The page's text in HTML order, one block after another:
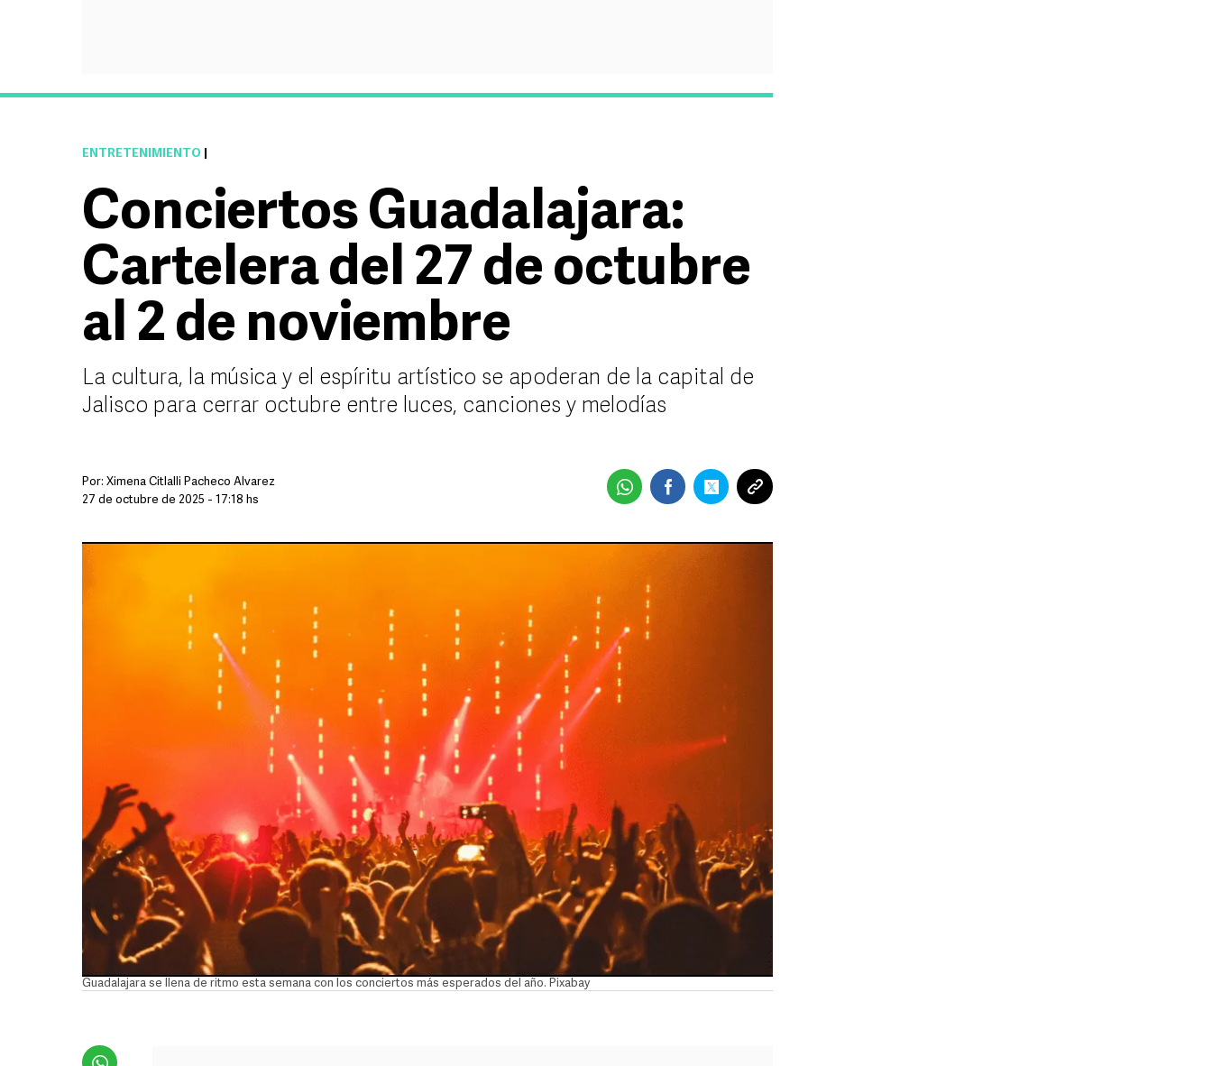
ENTRETENIMIENTO
Conciertos Guadalajara:
Cartelera del 27 de octubre
al 2 de noviembre
La cultura, la música y el espíritu artístico se apoderan de la capital de
Jalisco para cerrar octubre entre luces, canciones y melodías
Por: Ximena Citlalli Pacheco Álvarez
27 de octubre de 2025 - 17:18 hs
Guadalajara se llena de ritmo esta semana con los conciertos más esperados del año. Pixabay